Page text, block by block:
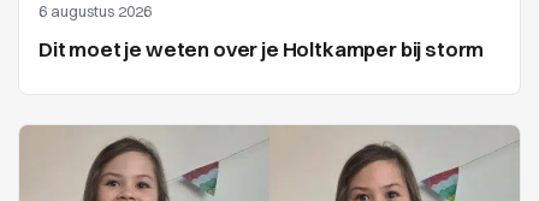
6 augustus 2026
Dit moet je weten over je Holtkamper bij storm